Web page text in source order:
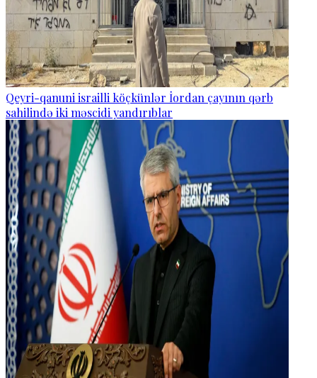
Qeyri-qanuni israilli köçkünlər İordan çayının qərb
sahilində iki məscidi yandırıblar